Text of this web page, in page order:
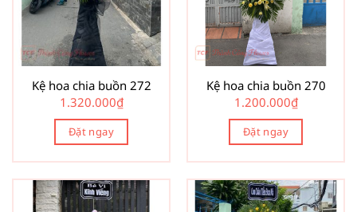
Kệ hoa chia buồn 272
1.320.000₫
Đặt ngay
Kệ hoa chia buồn 270
1.200.000₫
Đặt ngay